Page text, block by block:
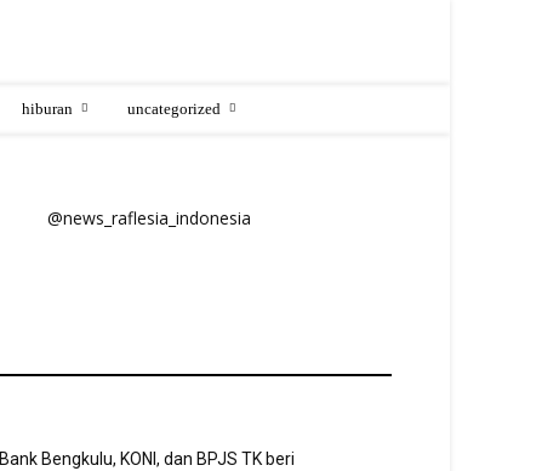
hiburan uncategorized
@news_raflesia_indonesia
Bank Bengkulu, KONI, dan BPJS TK beri